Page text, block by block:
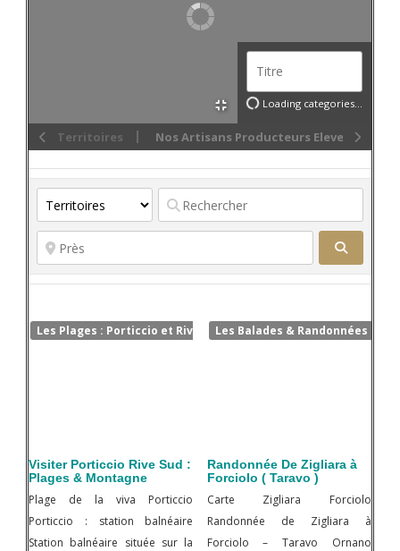
Loading categories…
Territoires Nos Artisans Producteurs Eleveurs
Les Plages : Porticcio et Rive Sud
Visiter Porticcio Rive Sud :
Plages & Montagne
Plage de la viva Porticcio
Porticcio : station balnéaire
Station balnéaire située sur la
Les Balades & Randonnées
Randonnée De Zigliara à
Forciolo ( Taravo )
Carte Zigliara Forciolo
Randonnée de Zigliara à
Forciolo – Taravo Ornano